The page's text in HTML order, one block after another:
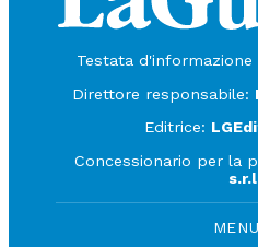
Testata d'informazione
Direttore responsabile:
Editrice:
Concessionario per la
MENU